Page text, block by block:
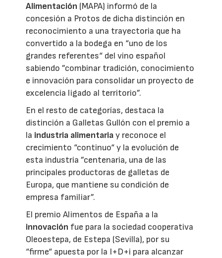
Alimentación (MAPA) informó de la
concesión a Protos de dicha distinción en
reconocimiento a una trayectoria que ha
convertido a la bodega en “uno de los
grandes referentes“ del vino español
sabiendo ”combinar tradición, conocimiento
e innovación para consolidar un proyecto de
excelencia ligado al territorio”.
En el resto de categorías, destaca la
distinción a Galletas Gullón con el premio a
la industria alimentariay reconoce el
crecimiento “continuo“ y la evolución de
esta industria ”centenaria, una de las
principales productoras de galletas de
Europa, que mantiene su condición de
empresa familiar”.
El premio Alimentos de España a la
innovación fue para la sociedad cooperativa
Oleoestepa, de Estepa (Sevilla), por su
“firme“ apuesta por la I+D+i para alcanzar